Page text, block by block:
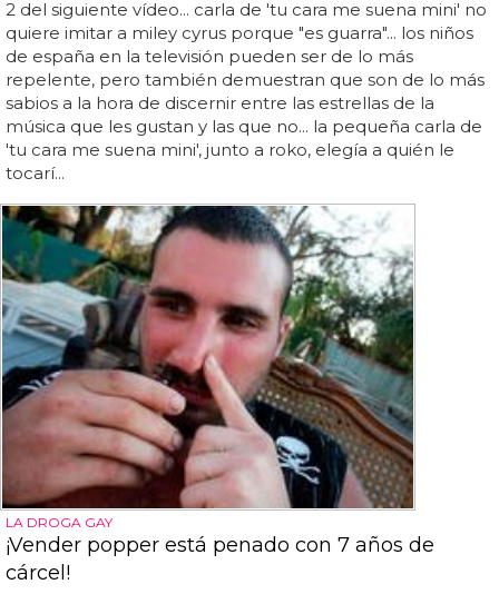
2 del siguiente vídeo... carla de 'tu cara me suena mini' no
quiere imitar a miley cyrus porque "es guarra"... los niños
de españa en la televisión pueden ser de lo más
repelente, pero también demuestran que son de lo más
sabios a la hora de discernir entre las estrellas de la
música que les gustan y las que no... la pequeña carla de
'tu cara me suena mini', junto a roko, elegía a quién le
tocarí...
LA DROGA GAY
¡Vender popper está penado con 7 años de
cárcel!